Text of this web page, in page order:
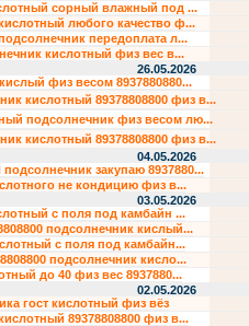
сорный влажный под ...
любого качество ф...
передоплата л...
кислотный физ вес в...
26.05.2026
физ весом 8937880880...
кислотный 89378808800 физ в...
подсолнечник физ весом лю...
кислотный 89378808800 физ в...
04.05.2026
закупаю 8937880...
не кондицию физ в...
03.05.2026
с поля под камбайн ...
подсолнечник кислый...
с поля под камбайн...
подсолнечник кисло...
до 40 физ вес 8937880...
02.05.2026
гост кислотный физ вёз
89378808800 физ в...